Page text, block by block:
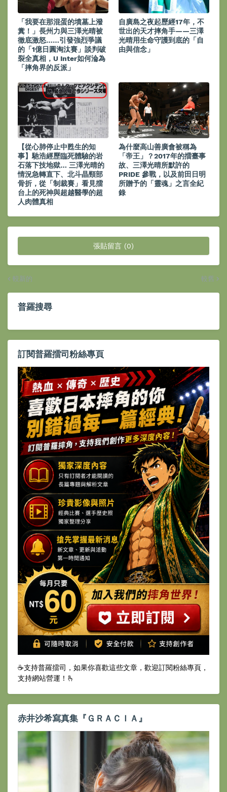
「我要在那混蛋的墳墓上潑
糞！」長州力與三澤光晴被
徹底激怒……引發強烈爭議
的「1億日圓淘汰賽」談判破
裂全真相，U Inter如何淪為
「摔角界的反派」
自廣島之夜起歷經17年，不
世出的天才摔角手——三澤
光晴用生命守護到底的「自
由與信念」
【從心肺停止中甦生的知
事】馳浩經歷臨死體驗的岩
石落下技地獄… 三澤光晴的
情況急轉直下、北斗晶頸部
骨折，從「制裁賽」看見擂
台上的死神與超越醫學的超
人肉體真相
為什麼高山善廣會被稱為
「帝王」？2017年的擂臺事
故、三澤光晴所默許的
PRIDE 參戰，以及前田日明
所贈予的「靈魂」之言全紀
錄
張貼留言 (0)
較新的 較舊
普羅搜尋
訂閱普羅擂司粉絲專頁
☕️支持普羅擂司，如果你喜歡這些文章，歡迎訂閱粉絲專頁，
支持網站營運！🫰
赤井沙希寫真集『ＧＲＡＣＩＡ』